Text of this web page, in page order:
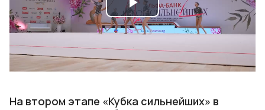
Play
Video
На втором этапе «Кубка сильнейших» в